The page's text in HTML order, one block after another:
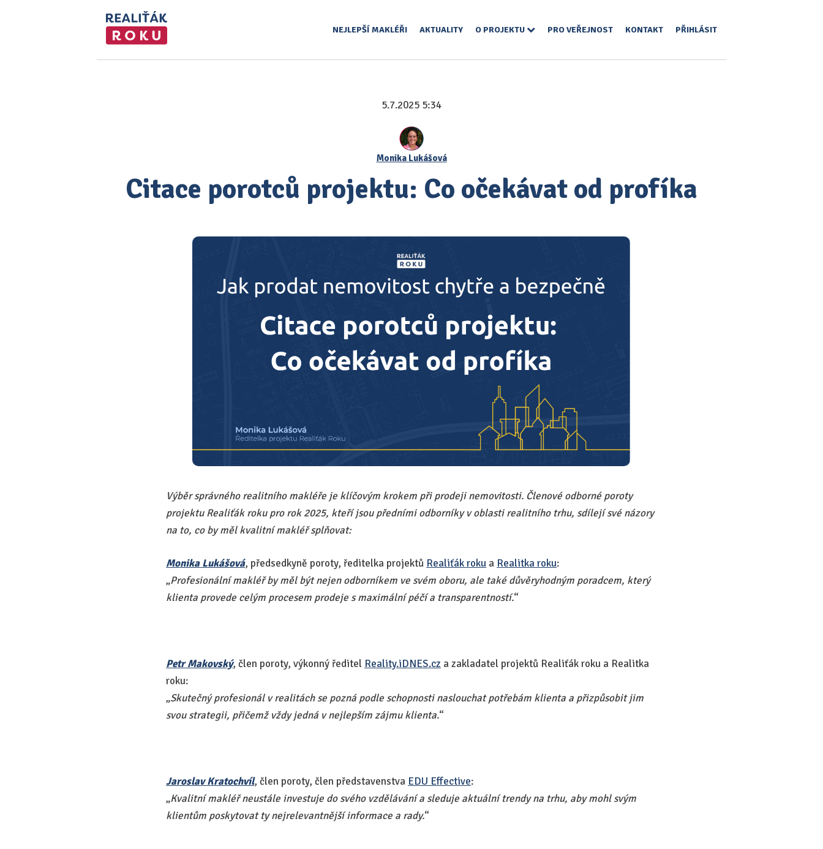
NEJLEPŠÍ MAKLÉŘI AKTUALITY O PROJEKTU PRO VEŘEJNOST KONTAKT PŘIHLÁSIT
5.7.2025 5:34
Monika Lukášová
Citace porotců projektu: Co očekávat od profíka
Výběr správného realitního makléře je klíčovým krokem při prodeji nemovitosti. Členové odborné poroty
projektu Realiťák roku pro rok 2025, kteří jsou předními odborníky v oblasti realitního trhu, sdílejí své názory
na to, co by měl kvalitní makléř splňovat:
Monika Lukášová, předsedkyně poroty, ředitelka projektů Realiťák roku a Realitka roku:
„​Profesionální makléř by měl být nejen odborníkem ve svém oboru, ale také důvěryhodným poradcem, který
klienta provede celým procesem prodeje s maximální péčí a transparentností.“​
Petr Makovský, člen poroty, výkonný ředitel Reality.iDNES.cz a zakladatel projektů Realiťák roku a Realitka
roku:
„​Skutečný profesionál v realitách se pozná podle schopnosti naslouchat potřebám klienta a přizpůsobit jim
svou strategii, přičemž vždy jedná v nejlepším zájmu klienta.“​
Jaroslav Kratochvíl, člen poroty, člen představenstva EDU Effective:
„​Kvalitní makléř neustále investuje do svého vzdělávání a sleduje aktuální trendy na trhu, aby mohl svým
klientům poskytovat ty nejrelevantnější informace a rady.“​